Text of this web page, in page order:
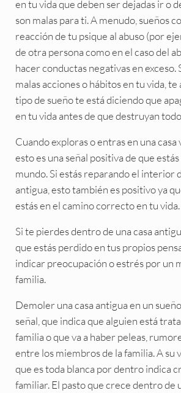
en tu vida que deben ser dejadas ir o
son malas para ti. A menudo, sueños
reacción de tu psique al abuso (por
de otra persona como en el caso del
hacer conductas negativas en exceso.
malas acciones o hábitos en tu vida,
tipo de sueño te está diciendo que
en tu vida antes de que destruyan
Cuando exploras o entras en una casa
esto es una señal positiva de que
mundo. Si estás reparando el interior
antigua, esto también es positivo ya
estás en el camino correcto en tu vida.
Si te pierdes dentro de una casa
que estás perdido en tus propios
indicar preocupación o estrés por un
familia.
Demoler una casa antigua en un
señal, que indica que alguien está
familia o que va a haber peleas,
entre los miembros de la familia. A su
que es toda blanca por dentro indica
familiar. El pasto que crece dentro de